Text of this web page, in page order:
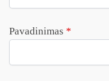
Pavadinimas *